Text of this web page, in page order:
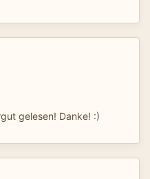
gelesen! Danke! :)